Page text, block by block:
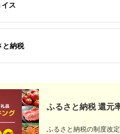
ふるさとチョイ
上旬より順次
始】 ブレンド
白米 米 おす
気 ランキング
5.0
44,000円
秋田県産]
5.0
ス
と納税
ふるさと納税 還元
ふるさと納税の制度改